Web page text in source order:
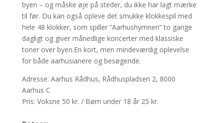
byen – og måske øje på steder, du ikke har lagt mærke
til før. Du kan også opleve det smukke klokkespil med
hele 48 klokker, som spiller “Aarhushymnen” to gange
dagligt og giver månedlige koncerter med klassiske
toner over byen.En kort, men mindeværdig oplevelse
for både aarhusianere og besøgende.
Adresse: Aarhus Rådhus, Rådhuspladsen 2, 8000
Aarhus C
Pris: Voksne 50 kr. / Børn under 18 år 25 kr.